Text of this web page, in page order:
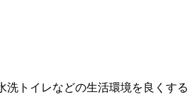
トイレなどの生活環境を良くする